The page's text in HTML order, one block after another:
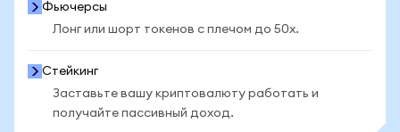
Фьючерсы
Лонг или шорт токенов с плечом до 50x.
Стейкинг
Заставьте вашу криптовалюту работать и
получайте пассивный доход.